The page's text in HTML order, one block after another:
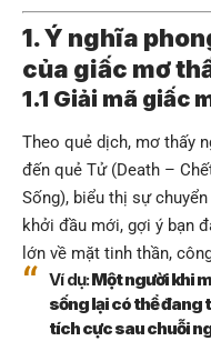
1. Ý nghĩa
của giấc mơ
1.1 Giải mã giấc
Theo quẻ dịch, mơ thấy
đến quẻ Tử (Death –
Sống), biểu thị sự
khởi đầu mới, gợi ý bạn
lớn về mặt tinh thần,
Ví dụ:Một người khi
sống lại có thể đang
tích cực sau chuỗi